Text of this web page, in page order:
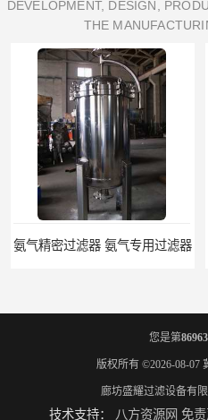
DEVELOPMENT, DESIGN,
THE
氨气精密过滤器 氨气专用过滤器
您是第
版权所有 ©2026-08-07
廊坊盛耀过滤设备有
技术支持： 八方资源网 免